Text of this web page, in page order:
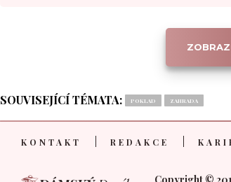
SOUVISEJÍCÍ TÉMATA: POKLAD ZAHRADA
KONTAKT REDAKCE